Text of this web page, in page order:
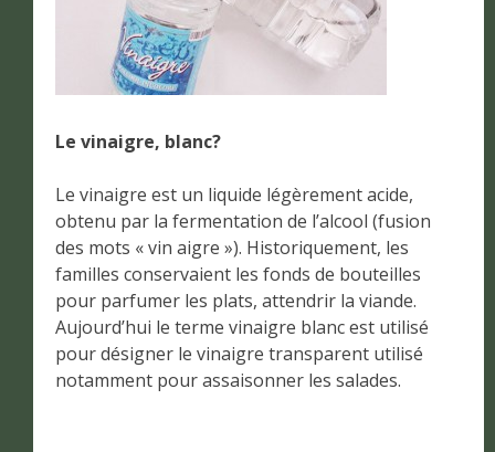
Le vinaigre, blanc?
Le vinaigre est un liquide légèrement acide,
obtenu par la fermentation de l’alcool (fusion
des mots « vin aigre »). Historiquement, les
familles conservaient les fonds de bouteilles
pour parfumer les plats, attendrir la viande.
Aujourd’hui le terme vinaigre blanc est utilisé
pour désigner le vinaigre transparent utilisé
notamment pour assaisonner les salades.